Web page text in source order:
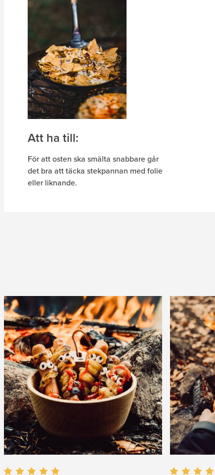
Att ha till:
För att osten ska smälta snabbare går
det bra att täcka stekpannan med folie
eller liknande.